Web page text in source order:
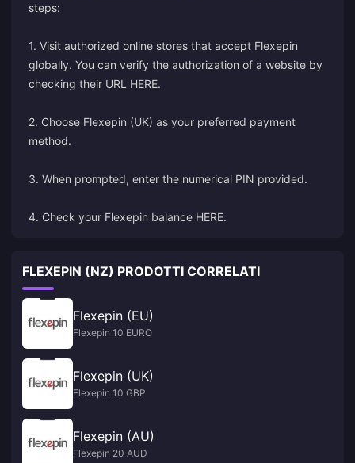
steps:
1. Visit authorized online stores that accept Flexepin
globally. You can verify the authorization of a website by
checking their URL HERE.
2. Choose Flexepin (UK) as your preferred payment
method.
3. When prompted, enter the numerical PIN provided.
4. Check your Flexepin balance HERE.
FLEXEPIN (NZ) PRODOTTI CORRELATI
Flexepin (EU)
Flexepin 10 EURO
Flexepin (UK)
Flexepin 10 GBP
Flexepin (AU)
Flexepin 20 AUD